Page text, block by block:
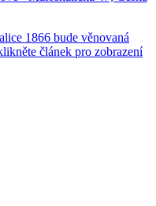
1866 bude věnovaná
článek pro zobrazení